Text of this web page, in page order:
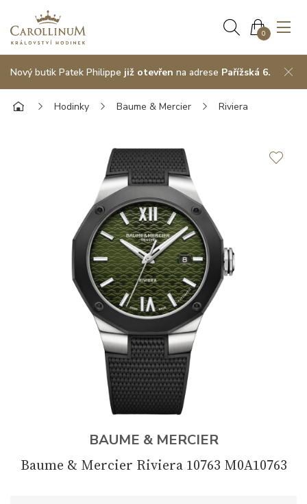
0
Nový butik Patek Philippe již otevřen na adrese Pařížská 6.
Hodinky Baume & Mercier Riviera
BAUME & MERCIER
Baume & Mercier Riviera 10763 M0A10763